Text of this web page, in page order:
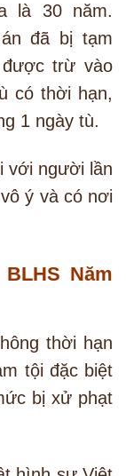
là 30 năm.
đã bị tạm
trừ vào
có thời hạn,
1 ngày tù.
với người lần
ý và có nơi
Năm
thời hạn
tội đặc biệt
bị xử phạt